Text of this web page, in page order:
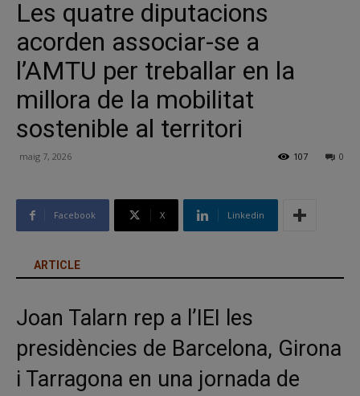
Les quatre diputacions
acorden associar-se a
l’AMTU per treballar en la
millora de la mobilitat
sostenible al territori
maig 7, 2026 0
107
Facebook X Linkedin
ARTICLE
Joan Talarn rep a l’IEI les
presidències de Barcelona, Girona
i Tarragona en una jornada de